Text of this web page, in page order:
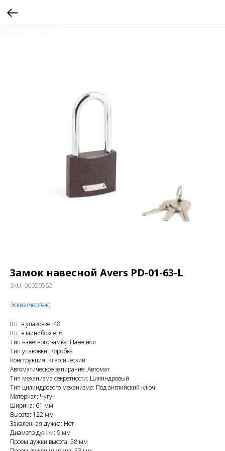
Замок навесной Avers PD-01-63-L
SKU: 00020562
Эскиз (чертеж)
Шт. в упаковке: 48
Шт. в минибоксе: 6
Тип навесного замка: Навесной
Тип упаковки: Коробка
Конструкция: Классический
Автоматическое запирание: Автомат
Тип механизма секретности: Цилиндровый
Тип цилиндрового механизма: Под английский ключ
Материал: Чугун
Ширина: 61 мм
Высота: 122 мм
Закаленная дужка: Нет
Диаметр дужки: 9 мм
Проем дужки высота: 58 мм